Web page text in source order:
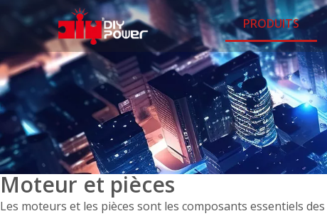
PRODUITS
Moteur et pièces
Les moteurs et les pièces sont les composants essentiels